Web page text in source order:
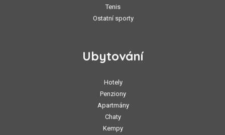
Tenis
Ostatní sporty
Ubytování
Hotely
Penziony
Apartmány
Chaty
Kempy